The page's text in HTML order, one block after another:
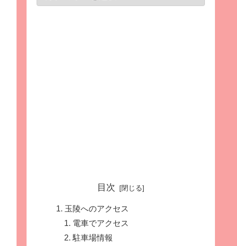
目次
玉陵へのアクセス
電車でアクセス
駐車場情報